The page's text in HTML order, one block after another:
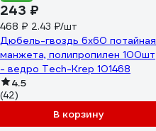
243 ₽
468 ₽ 2.43 ₽/шт
Дюбель-гвоздь 6х60 потайная
манжета, полипропилен 100шт
- ведро Tech-Krep 101468
4.5
(42)
В корзину